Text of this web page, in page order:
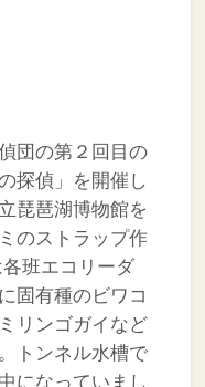
団の第２回目の
探偵」を開催し
琵琶湖博物館を
のストラップ作
班エコリーダ
固有種のビワコ
リンゴガイなど
トンネル水槽で
になっていまし